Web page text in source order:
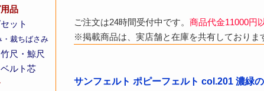
品
ット
・裁ちばさみ
尺・鯨尺
ルト芯
ご注文は24時間受付中です。 商品代金11000円
※掲載商品は、実店舗と在庫を共有しておりま
サンフェルト ポピーフェルト col.201 濃緑